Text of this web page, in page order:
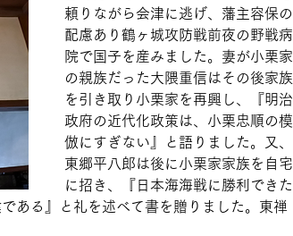
頼りながら会津に逃げ、藩主容保の
配慮あり鶴ヶ城攻防戦前夜の野戦病
院で国子を産みました。妻が小栗家
の親族だった大隈重信はその後家族
を引き取り小栗家を再興し、『明治
政府の近代化政策は、小栗忠順の模
倣にすぎない』と語りました。又、
東郷平八郎は後に小栗家家族を自宅
に招き、『日本海海戦に勝利できた
ある』と礼を述べて書を贈りました。東禅